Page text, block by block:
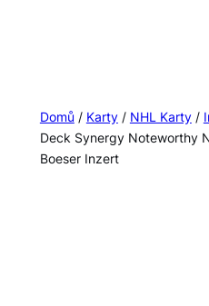
Domů / Karty/ NHL Karty/
Deck Synergy Noteworthy
Boeser Inzert